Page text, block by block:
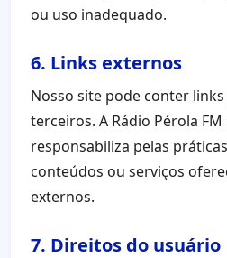
ou uso inadequado.
6. Links externos
Nosso site pode conter
terceiros. A Rádio Pérola FM
responsabiliza pelas
conteúdos ou serviços
externos.
7. Direitos do usuário